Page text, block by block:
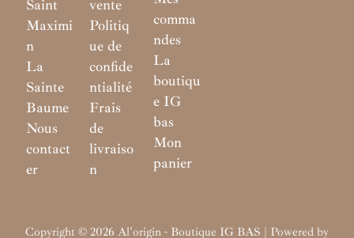
Saint
Maximi
n
La
Sainte
Baume
Nous
contact
er
vente
Politiq
ue de
confide
ntialité
Frais
de
livraiso
n
comma
ndes
La
boutiqu
e IG
bas
Mon
panier
Copyright © 2026 Al'origin - Boutique IG BAS | Powered by